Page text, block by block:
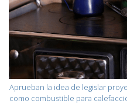
Aprueban la idea de legislar
como combustible para